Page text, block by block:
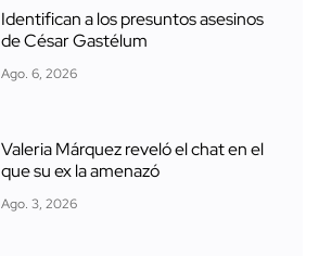
Identifican a los presuntos asesinos
de César Gastélum
Ago. 6, 2026
Valeria Márquez reveló el chat en el
que su ex la amenazó
Ago. 3, 2026